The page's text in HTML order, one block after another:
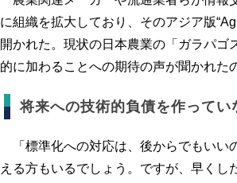
に組織を拡大しており、そのアジア版
開かれた。現状の日本農業の「ガラパ
的に加わることへの期待の声が聞かれた
将来への技術的負債を作ってい
「標準化への対応は、後からでもいい
える方もいるでしょう。ですが、早くし